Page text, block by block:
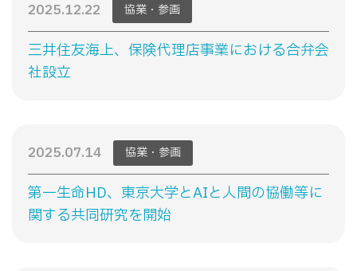
2025.12.22 協業・参画
三井住友海上、保険代理店事業における合弁会
社設立
2025.07.14 協業・参画
第一生命HD、東京大学とAIと人間の協働等に
関する共同研究を開始